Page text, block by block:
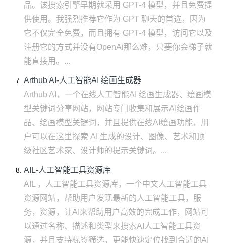
品。该搜索引擎早期就采用 GPT-4 模型，并且免费提
供使用。我强烈推荐它作为 GPT 聊天的首选，因为
它不仅完全免费，而且拥有 GPT-4 模型，访问它以及
注册它的方式并没有OpenAi那么难，只要你会梯子就
能直接用。...
Arthub AI-人工智能AI 绘画生成器
Arthub AI，一个在线人工智能AI 绘画生成器、绘画模
型关键词分享网站，网站专门收集和展示AI绘画作
品、绘画模型关键词，并且提供在线AI绘画功能，用
户可以在这里探索 AI 生成的设计、图像、艺术和顶
级社区艺术家、设计师的提示关键词。...
AIL-人工智能工具资源库
AIL ，人工智能工具资源库，一个中文人工智能工具
资源网站，帮助用户发现最新的人工智能工具，服
务，资源，让AI来帮助用户高效的完成工作，网站可
以通过名称、描述和类型来搜索AI人工智能工具资
源，并且支持标签筛选，更能快速定位找到合适的AI